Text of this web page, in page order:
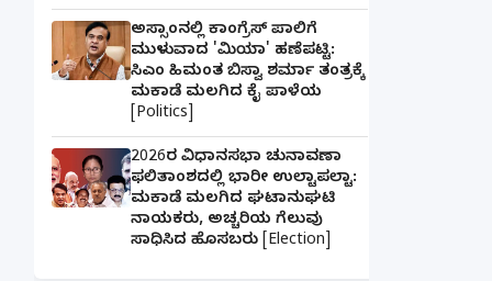
ಅಸ್ಸಾಂನಲ್ಲಿ ಕಾಂಗ್ರೆಸ್ ಪಾಲಿಗೆ
ಮುಳುವಾದ 'ಮಿಯಾ' ಹಣೆಪಟ್ಟಿ:
ಸಿಎಂ ಹಿಮಂತ ಬಿಸ್ವಾ ಶರ್ಮಾ ತಂತ್ರಕ್ಕೆ
ಮಕಾಡೆ ಮಲಗಿದ ಕೈ ಪಾಳೆಯ
[Politics]
2026ರ ವಿಧಾನಸಭಾ ಚುನಾವಣಾ
ಫಲಿತಾಂಶದಲ್ಲಿ ಭಾರೀ ಉಲ್ಟಾಪಲ್ಟಾ:
ಮಕಾಡೆ ಮಲಗಿದ ಘಟಾನುಘಟಿ
ನಾಯಕರು, ಅಚ್ಚರಿಯ ಗೆಲುವು
ಸಾಧಿಸಿದ ಹೊಸಬರು [Election]